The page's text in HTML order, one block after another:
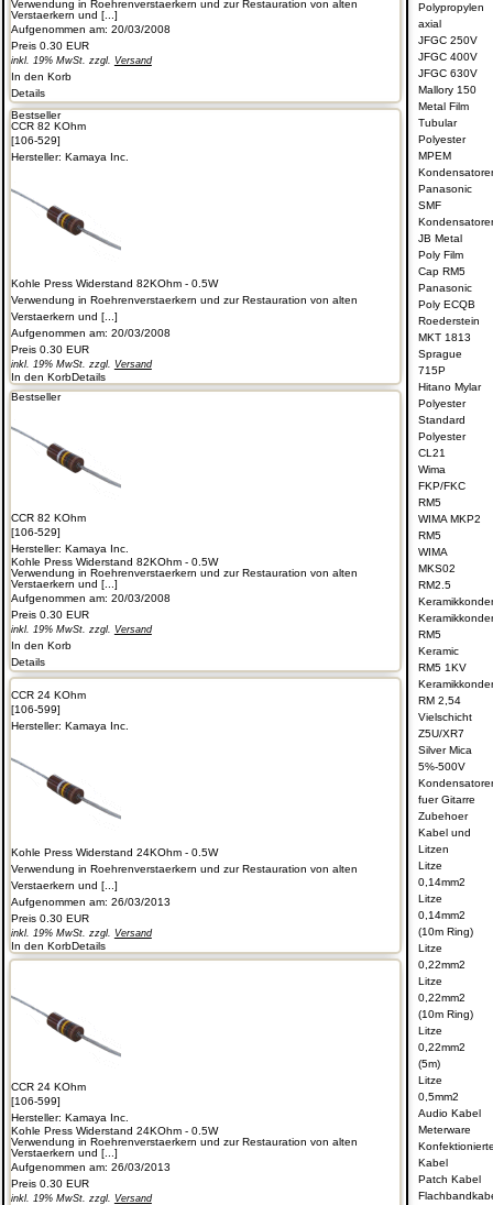
Verwendung in Roehrenverstaerkern und zur Restauration von alten
Verstaerkern und [...]
Aufgenommen am: 20/03/2008
Preis 0.30 EUR
inkl. 19% MwSt. zzgl. Versand
In den Korb
Details
Bestseller
CCR 82 KOhm
[106-529]
Hersteller: Kamaya Inc.
Kohle Press Widerstand 82KOhm - 0.5W
Verwendung in Roehrenverstaerkern und zur Restauration von alten
Verstaerkern und [...]
Aufgenommen am: 20/03/2008
Preis 0.30 EUR
inkl. 19% MwSt. zzgl. Versand
In den KorbDetails
Bestseller
CCR 82 KOhm
[106-529]
Hersteller: Kamaya Inc.
Kohle Press Widerstand 82KOhm - 0.5W
Verwendung in Roehrenverstaerkern und zur Restauration von alten
Verstaerkern und [...]
Aufgenommen am: 20/03/2008
Preis 0.30 EUR
inkl. 19% MwSt. zzgl. Versand
In den Korb
Details
CCR 24 KOhm
[106-599]
Hersteller: Kamaya Inc.
Kohle Press Widerstand 24KOhm - 0.5W
Verwendung in Roehrenverstaerkern und zur Restauration von alten
Verstaerkern und [...]
Aufgenommen am: 26/03/2013
Preis 0.30 EUR
inkl. 19% MwSt. zzgl. Versand
In den KorbDetails
CCR 24 KOhm
[106-599]
Hersteller: Kamaya Inc.
Kohle Press Widerstand 24KOhm - 0.5W
Verwendung in Roehrenverstaerkern und zur Restauration von alten
Verstaerkern und [...]
Aufgenommen am: 26/03/2013
Preis 0.30 EUR
inkl. 19% MwSt. zzgl. Versand
Polypropylen
axial
JFGC 250V
JFGC 400V
JFGC 630V
Mallory 150
Metal Film
Tubular
Polyester
MPEM
Panasonic
SMF
JB Metal
Poly Film
Cap RM5
Panasonic
Poly ECQB
Roederstein
MKT 1813
Sprague
715P
Hitano Mylar
Polyester
Standard
Polyester
CL21
Wima
FKP/FKC
RM5
WIMA MKP2
RM5
WIMA
MKS02
RM2.5
RM5
Keramic
RM5 1KV
RM 2,54
Vielschicht
Z5U/XR7
Silver Mica
5%-500V
fuer Gitarre
Zubehoer
Kabel und
Litzen
Litze
0,14mm2
Litze
0,14mm2
(10m Ring)
Litze
0,22mm2
Litze
0,22mm2
(10m Ring)
Litze
0,22mm2
(5m)
Litze
0,5mm2
Audio Kabel
Meterware
Kabel
Patch Kabel